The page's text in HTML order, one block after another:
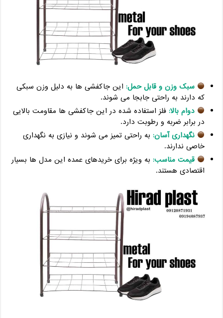
سبک وزن و قابل حمل: این جاکفشی ها به دلیل وزن سبکی
که دارند به راحتی جابجا می شوند.
دوام بالا:فلز استفاده شده در این جاکفشی ها مقاومت بالایی
در برابر ضربه و رطوبت دارد.
نگهداری آسان: به راحتی تمیز می شوند و نیازی به نگهداری
خاصی ندارند.
قیمت مناسب: به ویژه برای خریدهای عمده این مدل ها بسیار
اقتصادی هستند.